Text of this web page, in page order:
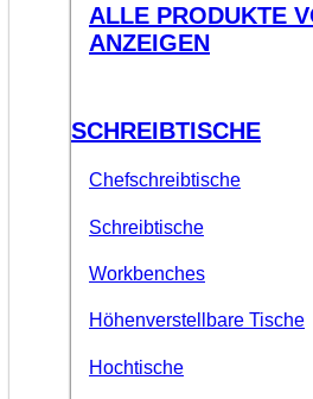
ALLE PRODUKTE
ANZEIGEN
SCHREIBTISCHE
Chefschreibtische
Schreibtische
Workbenches
Höhenverstellbare Tische
Hochtische